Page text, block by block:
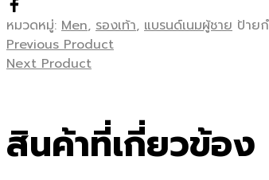
หมวดหมู่: Men, รองเท้า, แบรนด์เนมผู้ชาย ป้าย
Previous Product
Next Product
สินค้าที่เกี่ยวข้อง